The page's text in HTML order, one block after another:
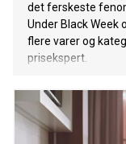
det ferskeste
Under Black Week
flere varer og
prisekspert.